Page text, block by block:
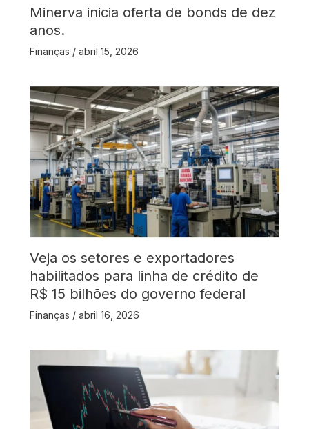
Minerva inicia oferta de bonds de dez
anos.
Finanças / abril 15, 2026
Veja os setores e exportadores
habilitados para linha de crédito de
R$ 15 bilhões do governo federal
Finanças / abril 16, 2026